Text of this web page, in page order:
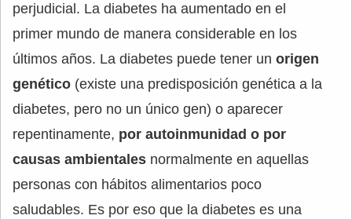
perjudicial. La diabetes ha aumentado en el
primer mundo de manera considerable en los
últimos años. La diabetes puede tener un origen
genético (existe una predisposición genética a la
diabetes, pero no un único gen) o aparecer
repentinamente, por autoinmunidad o por
causas ambientales normalmente en aquellas
personas con hábitos alimentarios poco
saludables. Es por eso que la diabetes es una